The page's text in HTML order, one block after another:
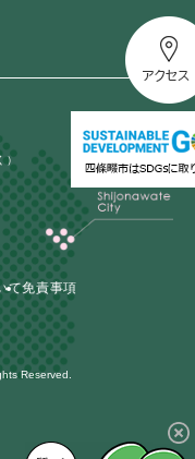
て免責事項
Reserved.